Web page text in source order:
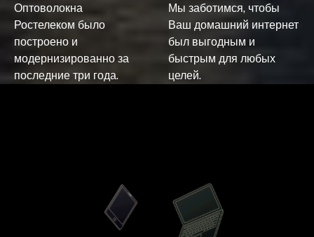
Оптоволокна
Ростелеком было
построено и
модернизированно за
последние три года.
Мы заботимся, чтобы
Ваш домашний интернет
был выгодным и
быстрым для любых
целей.